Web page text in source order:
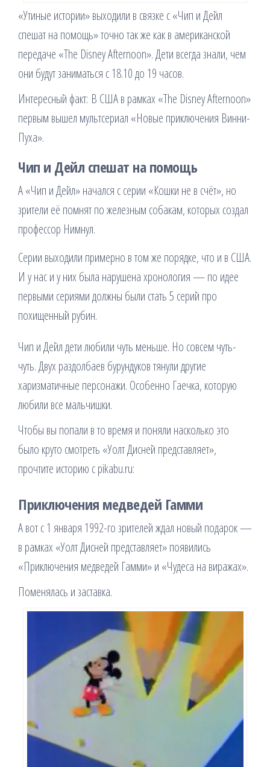
«Утиные истории» выходили в связке с «Чип и Дейл
спешат на помощь» точно так же как в американской
передаче «The Disney Afternoon». Дети всегда знали, чем
они будут заниматься с 18.10 до 19 часов.
Интересный факт: В США в рамках «The Disney Afternoon»
первым вышел мультсериал «Новые приключения Винни-
Пуха».
Чип и Дейл спешат на помощь
А «Чип и Дейл» начался с серии «Кошки не в счёт», но
зрители её помнят по железным собакам, которых создал
профессор Нимнул.
Серии выходили примерно в том же порядке, что и в США.
И у нас и у них была нарушена хронология — по идее
первыми сериями должны были стать 5 серий про
похищенный рубин.
Чип и Дейл дети любили чуть меньше. Но совсем чуть-
чуть. Двух раздолбаев бурундуков тянули другие
харизматичные персонажи. Особенно Гаечка, которую
любили все мальчишки.
Чтобы вы попали в то время и поняли насколько это
было круто смотреть «Уолт Дисней представляет»,
прочтите историю c pikabu.ru:
Приключения медведей Гамми
А вот с 1 января 1992-го зрителей ждал новый подарок —
в рамках «Уолт Дисней представляет» появились
«Приключения медведей Гамми» и «Чудеса на виражах».
Поменялась и заставка.